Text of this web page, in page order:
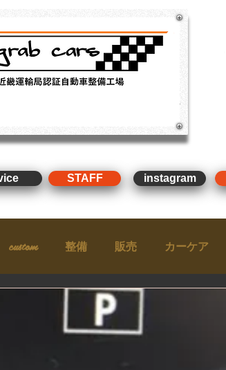
・輸入車・ 販売 ・ 買取 ・車点
STAFF instagram
custom 整備 販売 カーケア